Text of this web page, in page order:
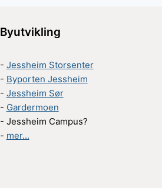
Byutvikling
- Jessheim Storsenter
- Byporten Jessheim
- Jessheim Sør
- Gardermoen
- Jessheim Campus?
- mer...